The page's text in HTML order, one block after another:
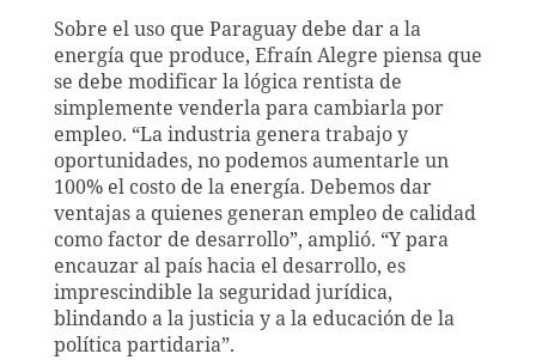
Sobre el uso que Paraguay debe dar a la
energía que produce, Efraín Alegre piensa que
se debe modificar la lógica rentista de
simplemente venderla para cambiarla por
empleo. “La industria genera trabajo y
oportunidades, no podemos aumentarle un
100% el costo de la energía. Debemos dar
ventajas a quienes generan empleo de calidad
como factor de desarrollo”, amplió. “Y para
encauzar al país hacia el desarrollo, es
imprescindible la seguridad jurídica,
blindando a la justicia y a la educación de la
política partidaria”.